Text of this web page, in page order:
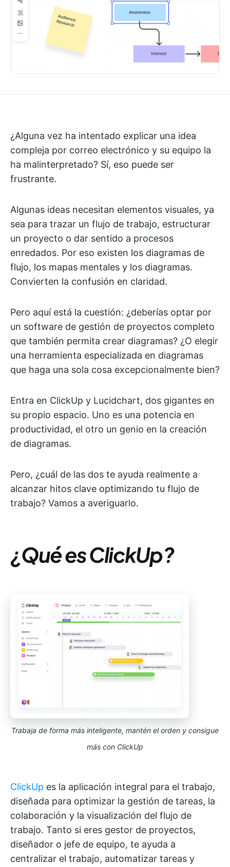
¿Alguna vez ha intentado explicar una idea
compleja por correo electrónico y su equipo la
ha malinterpretado? Sí, eso puede ser
frustrante.
Algunas ideas necesitan elementos visuales, ya
sea para trazar un flujo de trabajo, estructurar
un proyecto o dar sentido a procesos
enredados. Por eso existen los diagramas de
flujo, los mapas mentales y los diagramas.
Convierten la confusión en claridad.
Pero aquí está la cuestión: ¿deberías optar por
un software de gestión de proyectos completo
que también permita crear diagramas? ¿O elegir
una herramienta especializada en diagramas
que haga una sola cosa excepcionalmente bien?
Entra en ClickUp y Lucidchart, dos gigantes en
su propio espacio. Uno es una potencia en
productividad, el otro un genio en la creación
de diagramas.
Pero, ¿cuál de las dos te ayuda realmente a
alcanzar hitos clave optimizando tu flujo de
trabajo? Vamos a averiguarlo.
¿Qué es ClickUp?
Trabaja de forma más inteligente, mantén el orden y consigue
más con ClickUp
ClickUp es la aplicación integral para el trabajo,
diseñada para optimizar la gestión de tareas, la
colaboración y la visualización del flujo de
trabajo. Tanto si eres gestor de proyectos,
diseñador o jefe de equipo, te ayuda a
centralizar el trabajo, automatizar tareas y